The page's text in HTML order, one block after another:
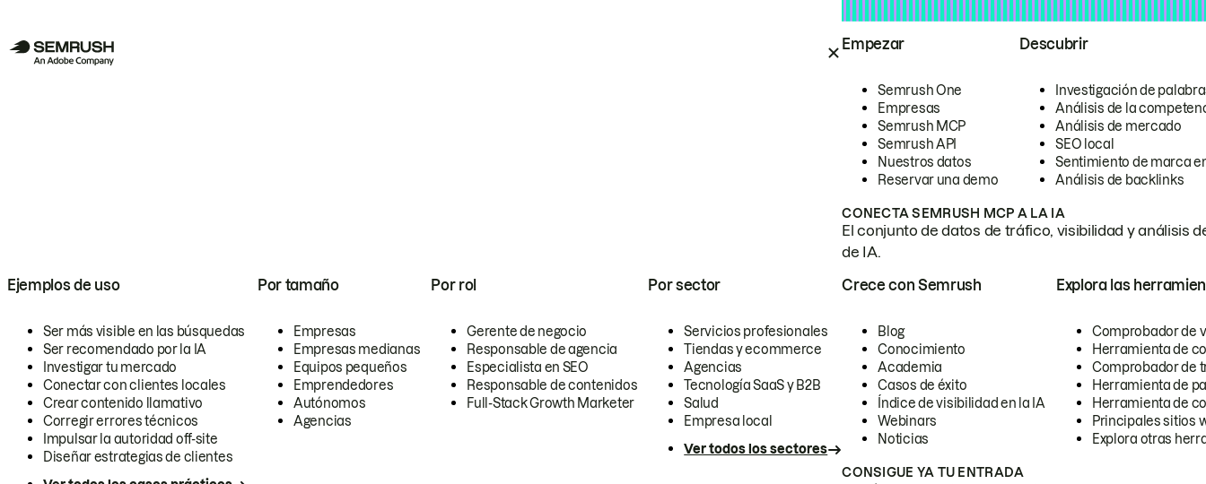
Empezar
Semrush One
Empresas
Semrush MCP
Semrush API
Nuestros datos
Reservar una demo
Descubrir
Investigación de
Análisis de la
Análisis de mercado
SEO local
Sentimiento de marca
Análisis de backlinks
CONECTA SEMRUSH MCP A LA IA
El conjunto de datos de tráfico, visibilidad y análisis
de IA.
Ejemplos de uso
Ser más visible en las búsquedas
Ser recomendado por la IA
Investigar tu mercado
Conectar con clientes locales
Crear contenido llamativo
Corregir errores técnicos
Impulsar la autoridad off-site
Diseñar estrategias de clientes
Por tamaño
Empresas
Empresas medianas
Equipos pequeños
Emprendedores
Autónomos
Agencias
Por rol
Gerente de negocio
Responsable de agencia
Especialista en SEO
Responsable de contenidos
Full-Stack Growth Marketer
Por sector
Servicios profesionales
Tiendas y ecommerce
Agencias
Tecnología SaaS y B2B
Salud
Empresa local
Ver todos los sectores
Crece con Semrush
Blog
Conocimiento
Academia
Casos de éxito
Índice de visibilidad en la IA
Webinars
Noticias
Explora las
Comprobador de
Herramienta de
Comprobador de
Herramienta de
Herramienta de
Principales sitios
Explora otras
CONSIGUE YA TU ENTRADA